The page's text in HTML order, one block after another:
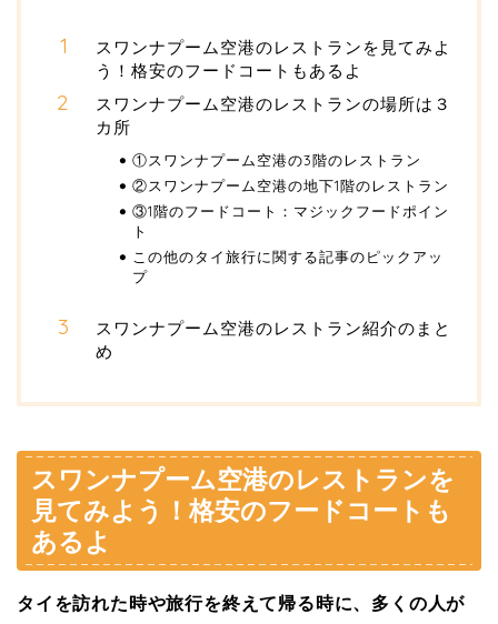
スワンナプーム空港のレストランを見てみよ
う！格安のフードコートもあるよ
スワンナプーム空港のレストランの場所は３
カ所
①スワンナプーム空港の3階のレストラン
②スワンナプーム空港の地下1階のレストラン
③1階のフードコート：マジックフードポイン
ト
この他のタイ旅行に関する記事のピックアッ
プ
スワンナプーム空港のレストラン紹介のまと
め
スワンナプーム空港のレストランを
見てみよう！格安のフードコートも
あるよ
タイを訪れた時や旅行を終えて帰る時に、多くの人が